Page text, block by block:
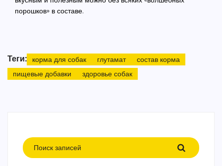
порошков» в составе.
Теги: корма для собак глутамат
состав корма
пищевые добавки
здоровье собак